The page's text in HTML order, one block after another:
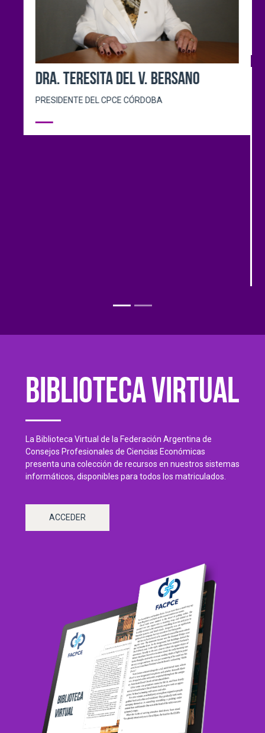
PRESIDENTE CPCE CIUDAD AUTÓNOMA DE BUENOS
Biblioteca Virtual
La Biblioteca Virtual de la Federación Argentina de
Consejos Profesionales de Ciencias Económicas
presenta una colección de recursos en nuestros sistemas
informáticos, disponibles para todos los matriculados.
ACCEDER